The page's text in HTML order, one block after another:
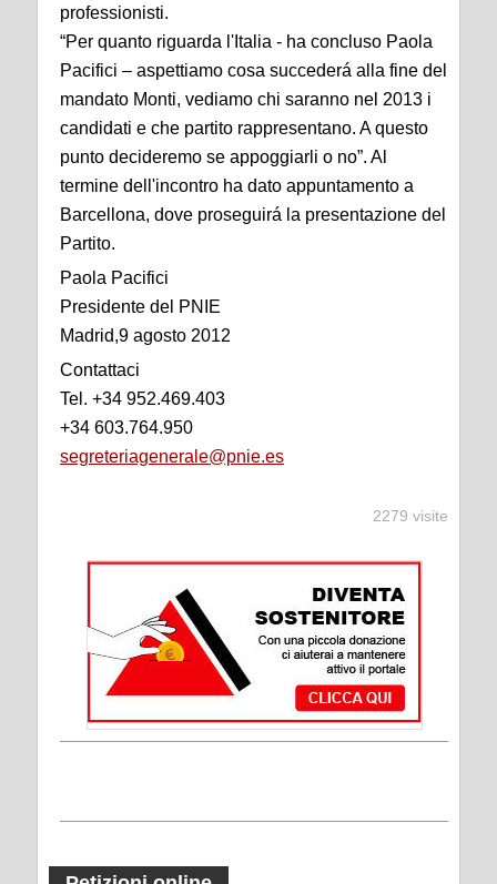
professionisti.
“Per quanto riguarda l'Italia - ha concluso Paola
Pacifici – aspettiamo cosa succederá alla fine del
mandato Monti, vediamo chi saranno nel 2013 i
candidati e che partito rappresentano. A questo
punto decideremo se appoggiarli o no”. Al
termine dell'incontro ha dato appuntamento a
Barcellona, dove proseguirá la presentazione del
Partito.
Paola Pacifici
Presidente del PNIE
Madrid,9 agosto 2012
Contattaci
Tel. +34 952.469.403
+34 603.764.950
segreteriagenerale@pnie.es
2279 visite